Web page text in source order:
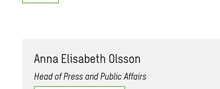
Anna Elis­a­beth Ols­son
Head of Press and Public Affairs